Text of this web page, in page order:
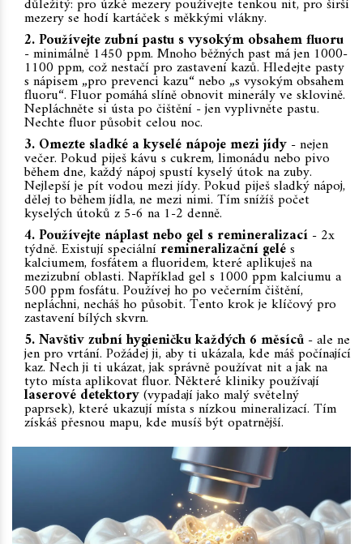
důležitý: pro úzké mezery používejte tenkou nit, pro širší
mezery se hodí kartáček s měkkými vlákny.
2. Používejte zubní pastu s vysokým obsahem fluoru
- minimálně 1450 ppm. Mnoho běžných past má jen 1000-
1100 ppm, což nestačí pro zastavení kazů. Hledejte pasty
s nápisem „pro prevenci kazu“ nebo „s vysokým obsahem
fluoru“. Fluor pomáhá slíně obnovit minerály ve sklovině.
Nepláchněte si ústa po čištění - jen vyplivněte pastu.
Nechte fluor působit celou noc.
3. Omezte sladké a kyselé nápoje mezi jídy - nejen
večer. Pokud piješ kávu s cukrem, limonádu nebo pivo
během dne, každý nápoj spustí kyselý útok na zuby.
Nejlepší je pít vodou mezi jídy. Pokud piješ sladký nápoj,
dělej to během jídla, ne mezi nimi. Tím snížíš počet
kyselých útoků z 5-6 na 1-2 denně.
4. Používejte náplast nebo gel s remineralizací - 2x
týdně. Existují speciálníremineralizační gelés
kalciumem, fosfátem a fluoridem, které aplikuješ na
mezizubní oblasti. Například gel s 1000 ppm kalciumu a
500 ppm fosfátu. Používej ho po večerním čištění,
nepláchni, necháš ho působit. Tento krok je klíčový pro
zastavení bílých skvrn.
5. Navštiv zubní hygieničku každých 6 měsíců - ale ne
jen pro vrtání. Požádej ji, aby ti ukázala, kde máš počínající
kaz. Nech ji ti ukázat, jak správně používat nit a jak na
tyto místa aplikovat fluor. Některé kliniky používají
laserové detektory(vypadají jako malý světelný
paprsek), které ukazují místa s nízkou mineralizací. Tím
získáš přesnou mapu, kde musíš být opatrnější.